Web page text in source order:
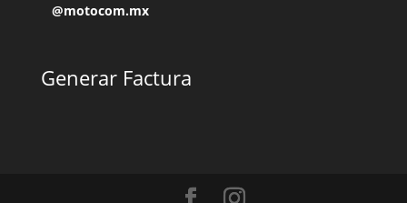
@motocom.mx
Generar Factura